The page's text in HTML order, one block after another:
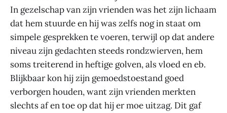
In gezelschap van zijn vrienden was het zijn lichaam
dat hem stuurde en hij was zelfs nog in staat om
simpele gesprekken te voeren, terwijl op dat andere
niveau zijn gedachten steeds rondzwierven, hem
soms treiterend in heftige golven, als vloed en eb.
Blijkbaar kon hij zijn gemoedstoestand goed
verborgen houden, want zijn vrienden merkten
slechts af en toe op dat hij er moe uitzag. Dit gaf